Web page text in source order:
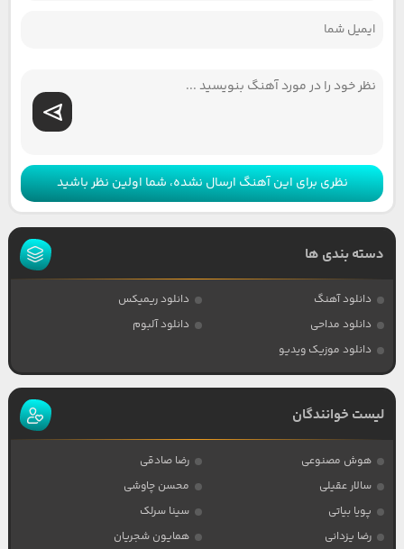
نظری برای این آهنگ ارسال نشده، شما اولین نظر باشید
دسته بندی ها
دانلود آهنگ
دانلود ریمیکس
دانلود مداحی
دانلود آلبوم
دانلود موزیک ویدیو
لیست خوانندگان
هوش مصنوعی
رضا صادقی
سالار عقیلی
محسن چاوشی
پویا بیاتی
سینا سرلک
رضا یزدانی
همایون شجریان